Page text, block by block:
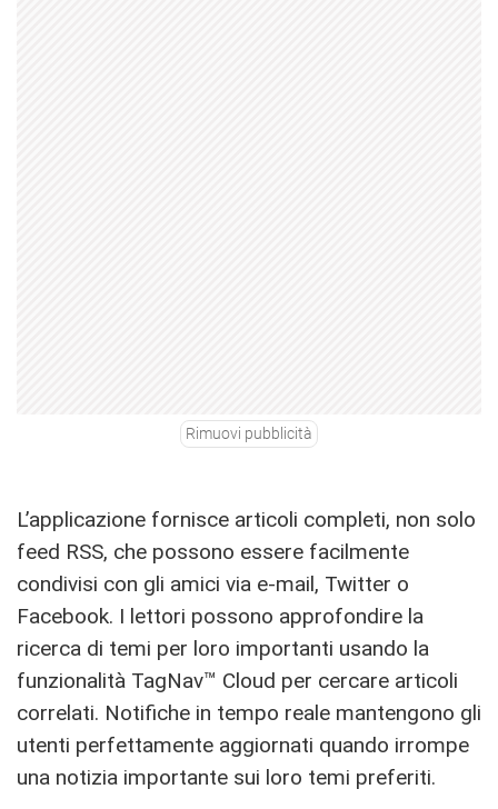
Rimuovi pubblicità
L’applicazione fornisce articoli completi, non solo
feed RSS, che possono essere facilmente
condivisi con gli amici via e-mail, Twitter o
Facebook. I lettori possono approfondire la
ricerca di temi per loro importanti usando la
funzionalità TagNav™ Cloud per cercare articoli
correlati. Notifiche in tempo reale mantengono gli
utenti perfettamente aggiornati quando irrompe
una notizia importante sui loro temi preferiti.